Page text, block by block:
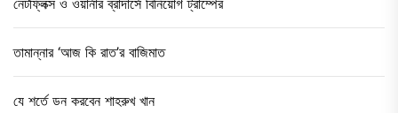
নেটফ্লিক্স ও ওয়ার্নার ব্রাদার্সে বিনিয়োগ ট্রাম্পের
তামান্নার ‘আজ কি রাত’র বাজিমাত
যে শর্তে ডন করবেন শাহরুখ খান